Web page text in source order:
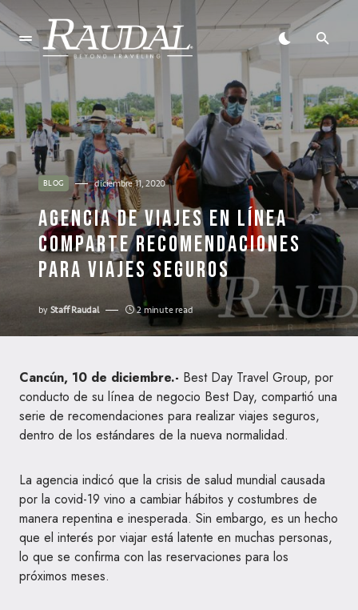
BLOG diciembre 11, 2020
AGENCIA DE VIAJES EN LÍNEA
COMPARTE RECOMENDACIONES
PARA VIAJES SEGUROS
byStaff Raudal 2 minute read
Cancún, 10 de diciembre.- Best Day Travel Group, por
conducto de su línea de negocio Best Day, compartió una
serie de recomendaciones para realizar viajes seguros,
dentro de los estándares de la nueva normalidad.
La agencia indicó que la crisis de salud mundial causada
por la covid-19 vino a cambiar hábitos y costumbres de
manera repentina e inesperada. Sin embargo, es un hecho
que el interés por viajar está latente en muchas personas,
lo que se confirma con las reservaciones para los
próximos meses.